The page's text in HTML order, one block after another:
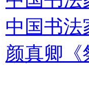
中国书法
颜真卿《